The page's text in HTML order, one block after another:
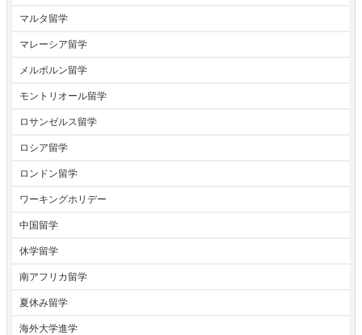
マルタ留学
マレーシア留学
メルボルン留学
モントリオール留学
ロサンゼルス留学
ロシア留学
ロンドン留学
ワーキングホリデー
中国留学
休学留学
南アフリカ留学
夏休み留学
海外大学進学